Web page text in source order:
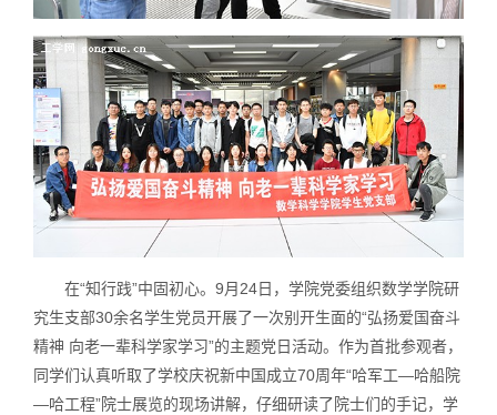
在“知行践”中固初心。9月24日，学院党委组织数学学院研
究生支部30余名学生党员开展了一次别开生面的“弘扬爱国奋斗
精神 向老一辈科学家学习”的主题党日活动。作为首批参观者，
同学们认真听取了学校庆祝新中国成立70周年“哈军工—哈船院
—哈工程”院士展览的现场讲解，仔细研读了院士们的手记，学